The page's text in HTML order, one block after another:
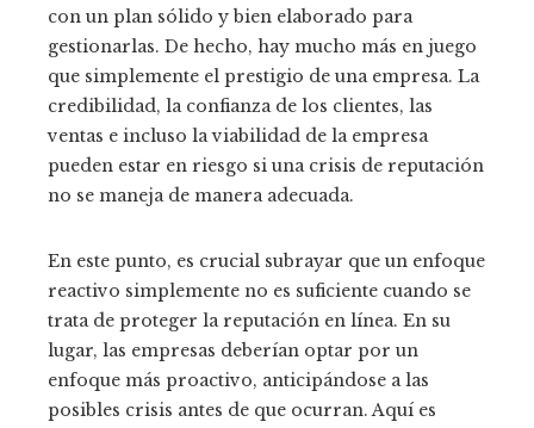
con un plan sólido y bien elaborado para
gestionarlas. De hecho, hay mucho más en juego
que simplemente el prestigio de una empresa. La
credibilidad, la confianza de los clientes, las
ventas e incluso la viabilidad de la empresa
pueden estar en riesgo si una crisis de reputación
no se maneja de manera adecuada.
En este punto, es crucial subrayar que un enfoque
reactivo simplemente no es suficiente cuando se
trata de proteger la reputación en línea. En su
lugar, las empresas deberían optar por un
enfoque más proactivo, anticipándose a las
posibles crisis antes de que ocurran. Aquí es